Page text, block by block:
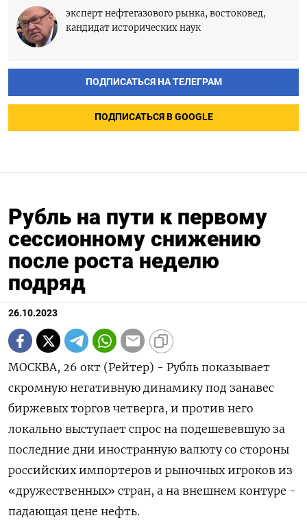
эксперт нефтегазового рынка, востоковед,
кандидат исторических наук
ПОДПИСАТЬСЯ НА ТЕЛЕГРАМ
ПОДПИСАТЬСЯ В GOOGLE
Рубль на пути к первому
сессионному снижению
после роста неделю
подряд
26.10.2023
МОСКВА, 26 окт (Рейтер) - Рубль показывает
скромную негативную динамику под занавес
биржевых торгов четверга, и против него
локально выступает спрос на подешевевшую за
последние дни иностранную валюту со стороны
российских импортеров и рыночных игроков из
«дружественных» стран, а на внешнем контуре -
падающая цене нефть.